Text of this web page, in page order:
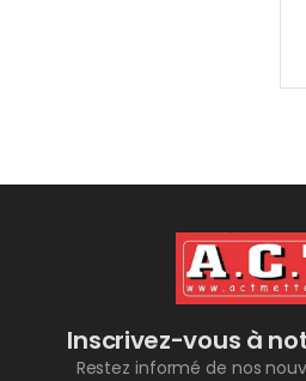
Inscrivez-vous à
Restez informé de nos